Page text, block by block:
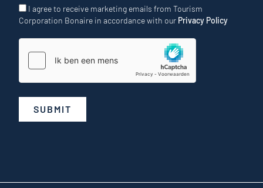
I agree to receive marketing emails from Tourism
Corporation Bonaire in accordance with our Privacy Policy
SUBMIT